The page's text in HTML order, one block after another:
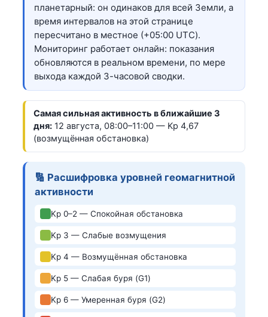
планетарный: он одинаков для всей Земли, а
время интервалов на этой странице
пересчитано в местное (+05:00 UTC).
Мониторинг работает онлайн: показания
обновляются в реальном времени, по мере
выхода каждой 3-часовой сводки.
Самая сильная активность в ближайшие 3
дня: 12 августа, 08:00–11:00 — Kp 4,67
(возмущённая обстановка)
🔢 Расшифровка уровней геомагнитной
активности
Kp 0–2 — Спокойная обстановка
Kp 3 — Слабые возмущения
Kp 4 — Возмущённая обстановка
Kp 5 — Слабая буря (G1)
Kp 6 — Умеренная буря (G2)